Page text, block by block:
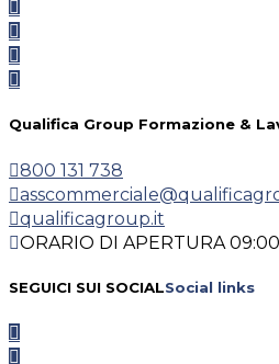
Qualifica Group Formazione &
800 131 738
qualificagroup.it
ORARIO DI APERTURA
SEGUICI SUI SOCIALSocial links